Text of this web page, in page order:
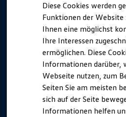
Eine Absage - was nun?
Anreise zu Interview
Kontakt und Hilfe
Barrierefrei bewerben
Triff unsere Recruiter
Events
Diese Cookies werden
Funktionen der Website
Ihnen eine möglichst
Ihre Interessen
ermöglichen. Diese
Informationen darüber,
Webseite nutzen, zum
Seiten Sie am meisten
sich auf der Seite
Informationen helfen